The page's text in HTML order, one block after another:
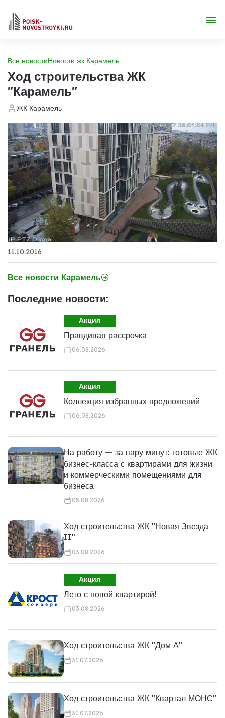
Все новостиНовости жк Карамель
Ход строительства ЖК
"Карамель"
ЖК Карамель
11.10.2016
Все новости Карамель
Последние новости:
Акция
Правдивая рассрочка
06.08.2026
Акция
Коллекция избранных предложений
06.08.2026
На работу — за пару минут: готовые ЖК
бизнес-класса с квартирами для жизни
и коммерческими помещениями для
бизнеса
05.08.2026
Ход строительства ЖК "Новая Звезда
II"
03.08.2026
Акция
Лето с новой квартирой!
03.08.2026
Ход строительства ЖК "Дом А"
31.07.2026
Ход строительства ЖК "Квартал МОНС"
31.07.2026